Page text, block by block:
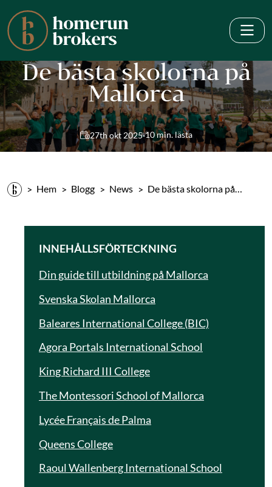
De bästa skolorna på
Mallorca
27th okt 2025·10 min. lästa
Hem Blogg News De bästa skolorna på…
INNEHÅLLSFÖRTECKNING
Din guide till utbildning på Mallorca
Svenska Skolan Mallorca
Baleares International College (BIC)
Agora Portals International School
King Richard III College
The Montessori School of Mallorca
Lycée Français de Palma
Queens College
Raoul Wallenberg International School